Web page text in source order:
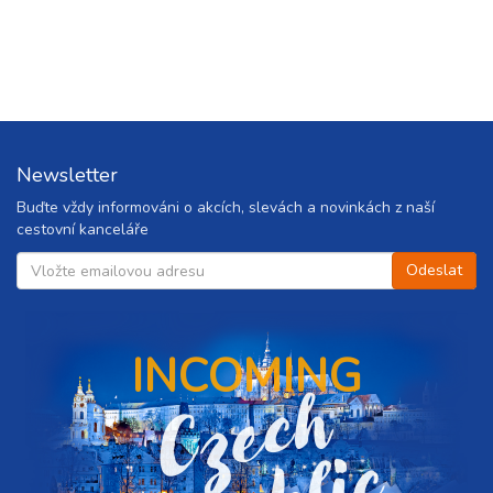
Newsletter
Buďte vždy informováni o akcích, slevách a novinkách z naší
cestovní kanceláře
INCOMING
C
z
e
c
h
r
e
p
u
b
l
i